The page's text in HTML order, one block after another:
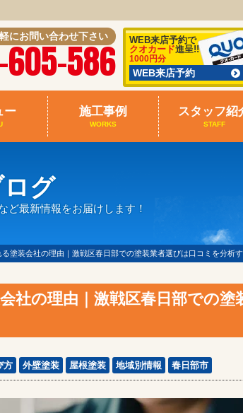
にお問い合わせ下さい
605-586
WEB来店予約で
クオカード進呈!!
1000円分
WEB来店予約
ー 施工事例
WORKS
スタッフ紹
STAFF
グ
ど最新情報をお届けします！
塗装会社の理由｜激戦区春日部での塗装業者選びは口コミを分析
社の理由｜激戦区春日部での塗
方 外壁塗装 屋根塗装 地域別情報 春日部市